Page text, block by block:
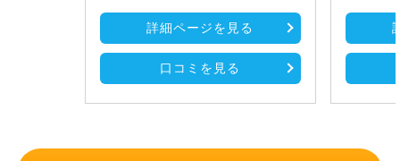
詳細ページを見る
口コミを見る